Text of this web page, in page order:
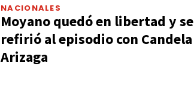
NACIONALES
Moyano quedó en libertad y se
refirió al episodio con Candela
Arizaga